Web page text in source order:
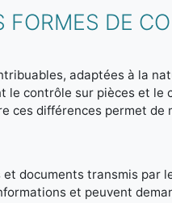
DE
adaptées à la
le contrôle sur pièces et le
ces différences permet de
documents transmis par
et peuvent